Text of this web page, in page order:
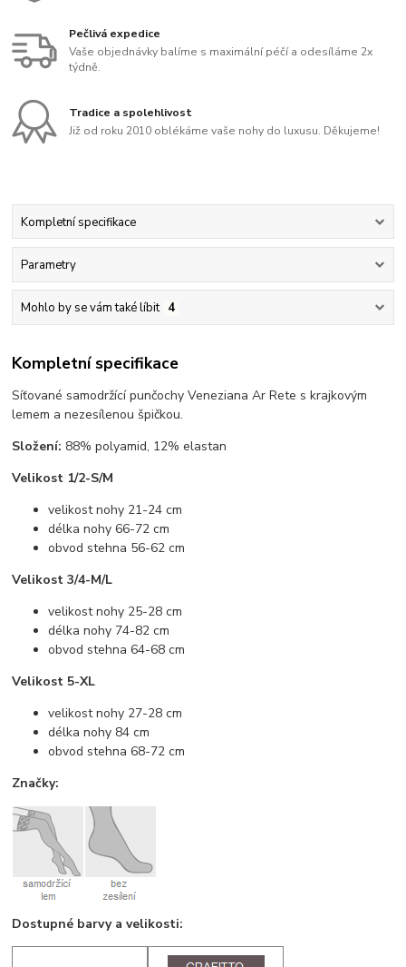
Pečlivá expedice
Vaše objednávky balíme s maximální péčí a odesíláme 2x
týdně.
Tradice a spolehlivost
Již od roku 2010 oblékáme vaše nohy do luxusu. Děkujeme!
Kompletní specifikace
Parametry
Mohlo by se vám také líbit 4
Kompletní specifikace
Síťované samodržící punčochy Veneziana Ar Rete s krajkovým
lemem a nezesílenou špičkou.
Složení: 88% polyamid, 12% elastan
Velikost 1/2-S/M
velikost nohy 21-24 cm
délka nohy 66-72 cm
obvod stehna 56-62 cm
Velikost 3/4-M/L
velikost nohy 25-28 cm
délka nohy 74-82 cm
obvod stehna 64-68 cm
Velikost 5-XL
velikost nohy 27-28 cm
délka nohy 84 cm
obvod stehna 68-72 cm
Značky:
Dostupné barvy a velikosti: